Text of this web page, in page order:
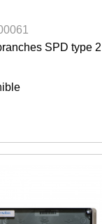
SPD type 2